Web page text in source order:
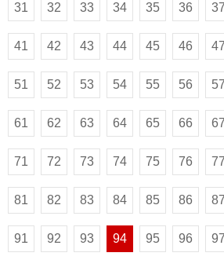
31 32 33 34 35 36 37
41 42 43 44 45 46 47
51 52 53 54 55 56 57
61 62 63 64 65 66 67
71 72 73 74 75 76 77
81 82 83 84 85 86 87
91 92 93 94 95 96 97